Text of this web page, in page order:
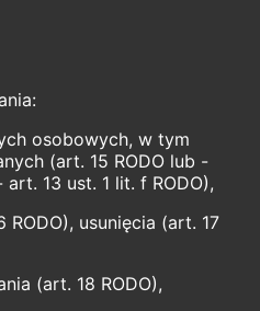
osobowych, w tym
(art. 15 RODO lub -
13 ust. 1 lit. f RODO),
usunięcia (art. 17
(art. 18 RODO),